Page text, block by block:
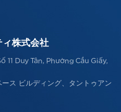
ィ株式会社
11 Duy Tân, Phường Cầu Giấy,
ス ビルディング、タントゥアン